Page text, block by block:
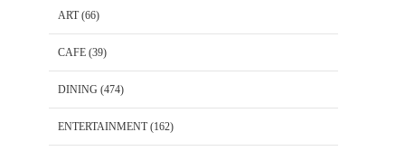
ART(66)
CAFE (39)
DINING (474)
ENTERTAINMENT(162)